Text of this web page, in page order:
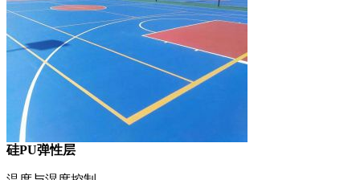
硅PU弹性层